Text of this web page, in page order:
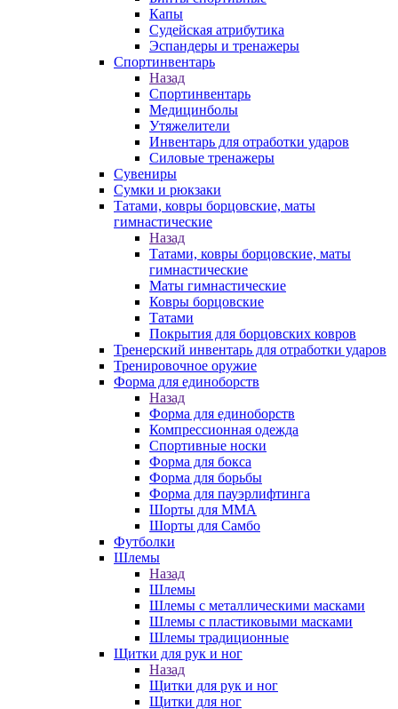
Капы
Судейская атрибутика
Эспандеры и тренажеры
Спортинвентарь
Назад
Спортинвентарь
Медицинболы
Утяжелители
Инвентарь для отработки ударов
Силовые тренажеры
Сувениры
Сумки и рюкзаки
Татами, ковры борцовские, маты
гимнастические
Назад
Татами, ковры борцовские, маты
гимнастические
Маты гимнастические
Ковры борцовские
Татами
Покрытия для борцовских ковров
Тренерский инвентарь для отработки ударов
Тренировочное оружие
Форма для единоборств
Назад
Форма для единоборств
Компрессионная одежда
Спортивные носки
Форма для бокса
Форма для борьбы
Форма для пауэрлифтинга
Шорты для ММА
Шорты для Самбо
Футболки
Шлемы
Назад
Шлемы
Шлемы с металлическими масками
Шлемы с пластиковыми масками
Шлемы традиционные
Щитки для рук и ног
Назад
Щитки для рук и ног
Щитки для ног